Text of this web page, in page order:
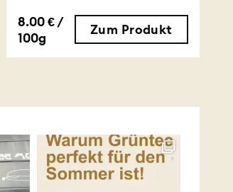
8.00 € /
100g
Zum Produkt